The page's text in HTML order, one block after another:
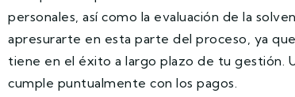
personales, así como la evaluación de la
apresurarte en esta parte del proceso, ya
tiene en el éxito a largo plazo de tu gestión.
cumple puntualmente con los pagos.